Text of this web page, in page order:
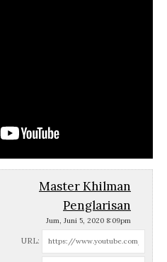
Master Khilman
Penglarisan
Jum, Juni 5, 2020 8:09pm
URL: